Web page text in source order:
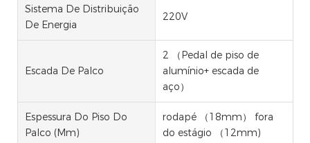
Sistema De Distribuição
De Energia
220V
Escada De Palco
2 （Pedal de piso de
alumínio+ escada de
aço）
Espessura Do Piso Do
Palco (mm)
rodapé （18mm） fora
do estágio （12mm)